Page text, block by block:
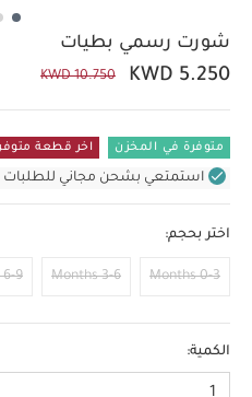
شورت رسمي بطيات
KWD 5.250
KWD 10.750
متوفرة في المخزن اخر قطعة
استمتعي بشحن مجاني للطلبات غير
اختر بحجم:
0-3 Months
3-6 Months
6-9 Months
الكمية: